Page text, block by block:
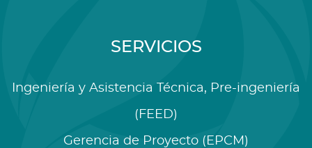
SERVICIOS
Ingeniería y Asistencia Técnica, Pre-ingeniería
(FEED)
Gerencia de Proyecto (EPCM)